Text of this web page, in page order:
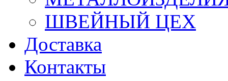
ШВЕЙНЫЙ ЦЕХ
Доставка
Контакты